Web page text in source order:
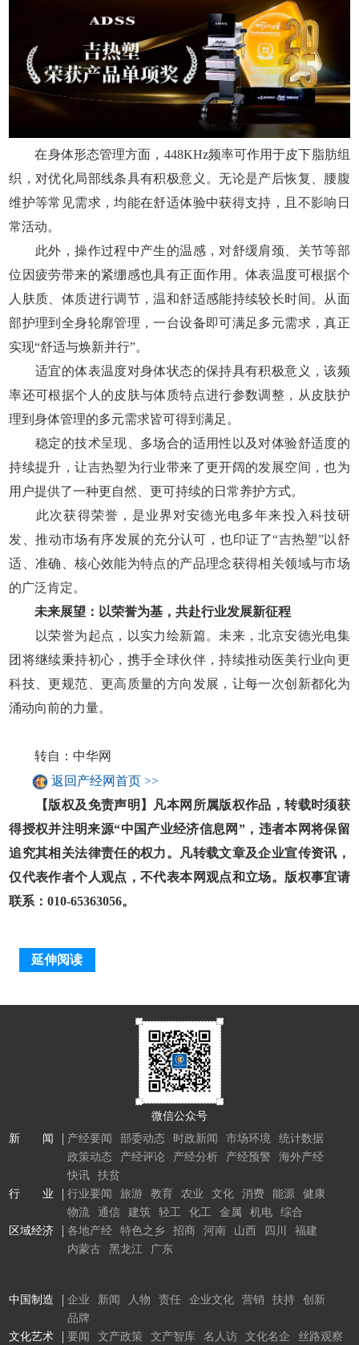
在身体形态管理方面，448KHz频率可作用于皮下脂肪组
织，对优化局部线条具有积极意义。无论是产后恢复、腰腹
维护等常见需求，均能在舒适体验中获得支持，且不影响日
常活动。
此外，操作过程中产生的温感，对舒缓肩颈、关节等部
位因疲劳带来的紧绷感也具有正面作用。体表温度可根据个
人肤质、体质进行调节，温和舒适感能持续较长时间。从面
部护理到全身轮廓管理，一台设备即可满足多元需求，真正
实现“舒适与焕新并行”。
适宜的体表温度对身体状态的保持具有积极意义，该频
率还可根据个人的皮肤与体质特点进行参数调整，从皮肤护
理到身体管理的多元需求皆可得到满足。
稳定的技术呈现、多场合的适用性以及对体验舒适度的
持续提升，让吉热塑为行业带来了更开阔的发展空间，也为
用户提供了一种更自然、更可持续的日常养护方式。
此次获得荣誉，是业界对安德光电多年来投入科技研
发、推动市场有序发展的充分认可，也印证了“吉热塑”以舒
适、准确、核心效能为特点的产品理念获得相关领域与市场
的广泛肯定。
未来展望：以荣誉为基，共赴行业发展新征程
以荣誉为起点，以实力绘新篇。未来，北京安德光电集
团将继续秉持初心，携手全球伙伴，持续推动医美行业向更
科技、更规范、更高质量的方向发展，让每一次创新都化为
涌动向前的力量。
转自：中华网
返回产经网首页 >>
【版权及免责声明】凡本网所属版权作品，转载时须获
得授权并注明来源“中国产业经济信息网”，违者本网将保留
追究其相关法律责任的权力。凡转载文章及企业宣传资讯，
仅代表作者个人观点，不代表本网观点和立场。版权事宜请
联系：010-65363056。
延伸阅读
微信公众号
新 闻
产经要闻 部委动态 时政新闻 市场环境
统计数据
政策动态
产经评论 产经分析 产经预警
海外产经
快讯
扶贫
行 业
行业要闻 旅游 教育 农业 文化 消费 能源
健康
物流
通信 建筑 轻工 化工 金属 机电
综合
区域经济
各地产经 特色之乡 招商 河南 山西 四川
福建
内蒙古
黑龙江 广东
中国制造 企业 新闻 人物 责任 企业文化 营销 扶持
创新
品牌
文化艺术
要闻 文产政策 文产智库 名人访 文化名企 丝路观察